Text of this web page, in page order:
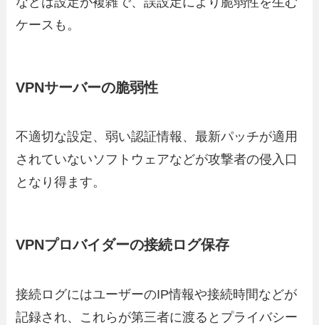
ケースも。
VPNサーバーの脆弱性
不適切な設定、弱い認証情報、最新パッチが適用
されていないソフトウェアなどが攻撃者の侵入口
となり得ます。
VPNプロバイダーの接続ログ保存
接続ログにはユーザーのIP情報や接続時間などが
記録され、これらが第三者に渡るとプライバシー